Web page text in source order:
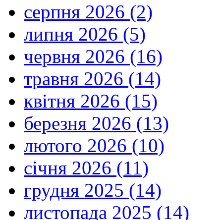
серпня 2026 (2)
липня 2026 (5)
червня 2026 (16)
травня 2026 (14)
квітня 2026 (15)
березня 2026 (13)
лютого 2026 (10)
січня 2026 (11)
грудня 2025 (14)
листопада 2025 (14)